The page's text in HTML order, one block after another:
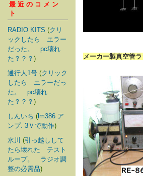
最近のコメン
ト
RADIO KITS (クリ
ックしたら エラー
だった。 pc壊れ
た？？？ )
通行人1号 (クリック
したら エラーだっ
た。 pc壊れ
た？？？ )
しんいち ( lm386 ア
ンプ. 3Ｖで動作)
水川 (引っ越しして
たら壊れた テスト
ループ。 ラジオ調
整の必需品)
メーカー製真空管